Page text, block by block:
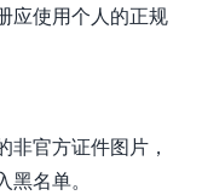
应使用个人的正规
官方证件图片，
名单。